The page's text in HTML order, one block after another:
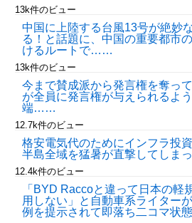
13k件のビュー
中国に上陸する台風13号が絶妙
る！と話題に、中国の重要都市
けるルートで……
13k件のビュー
今まで賛成派から発言権を奪っ
が全員に発言権が与えられるよ
端……
12.7k件のビュー
格安電気代のためにインフラ投
半島全域を猛暑が直撃してしま
12.4k件のビュー
「BYD Raccoと違って日本の軽
用しない」と自動車系ライター
例を提示されて即落ち二コマ状